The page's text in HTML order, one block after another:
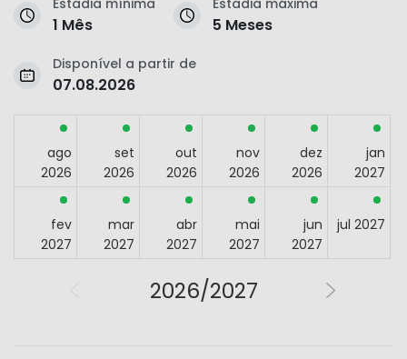
Estadia mínima
1 Mês
Estadia máxima
5 Meses
Disponível a partir de
07.08.2026
ago
2026
set
2026
out
2026
nov
2026
dez
2026
jan
2027
fev
2027
mar
2027
abr
2027
mai
2027
jun
2027
jul 2027
2026/2027